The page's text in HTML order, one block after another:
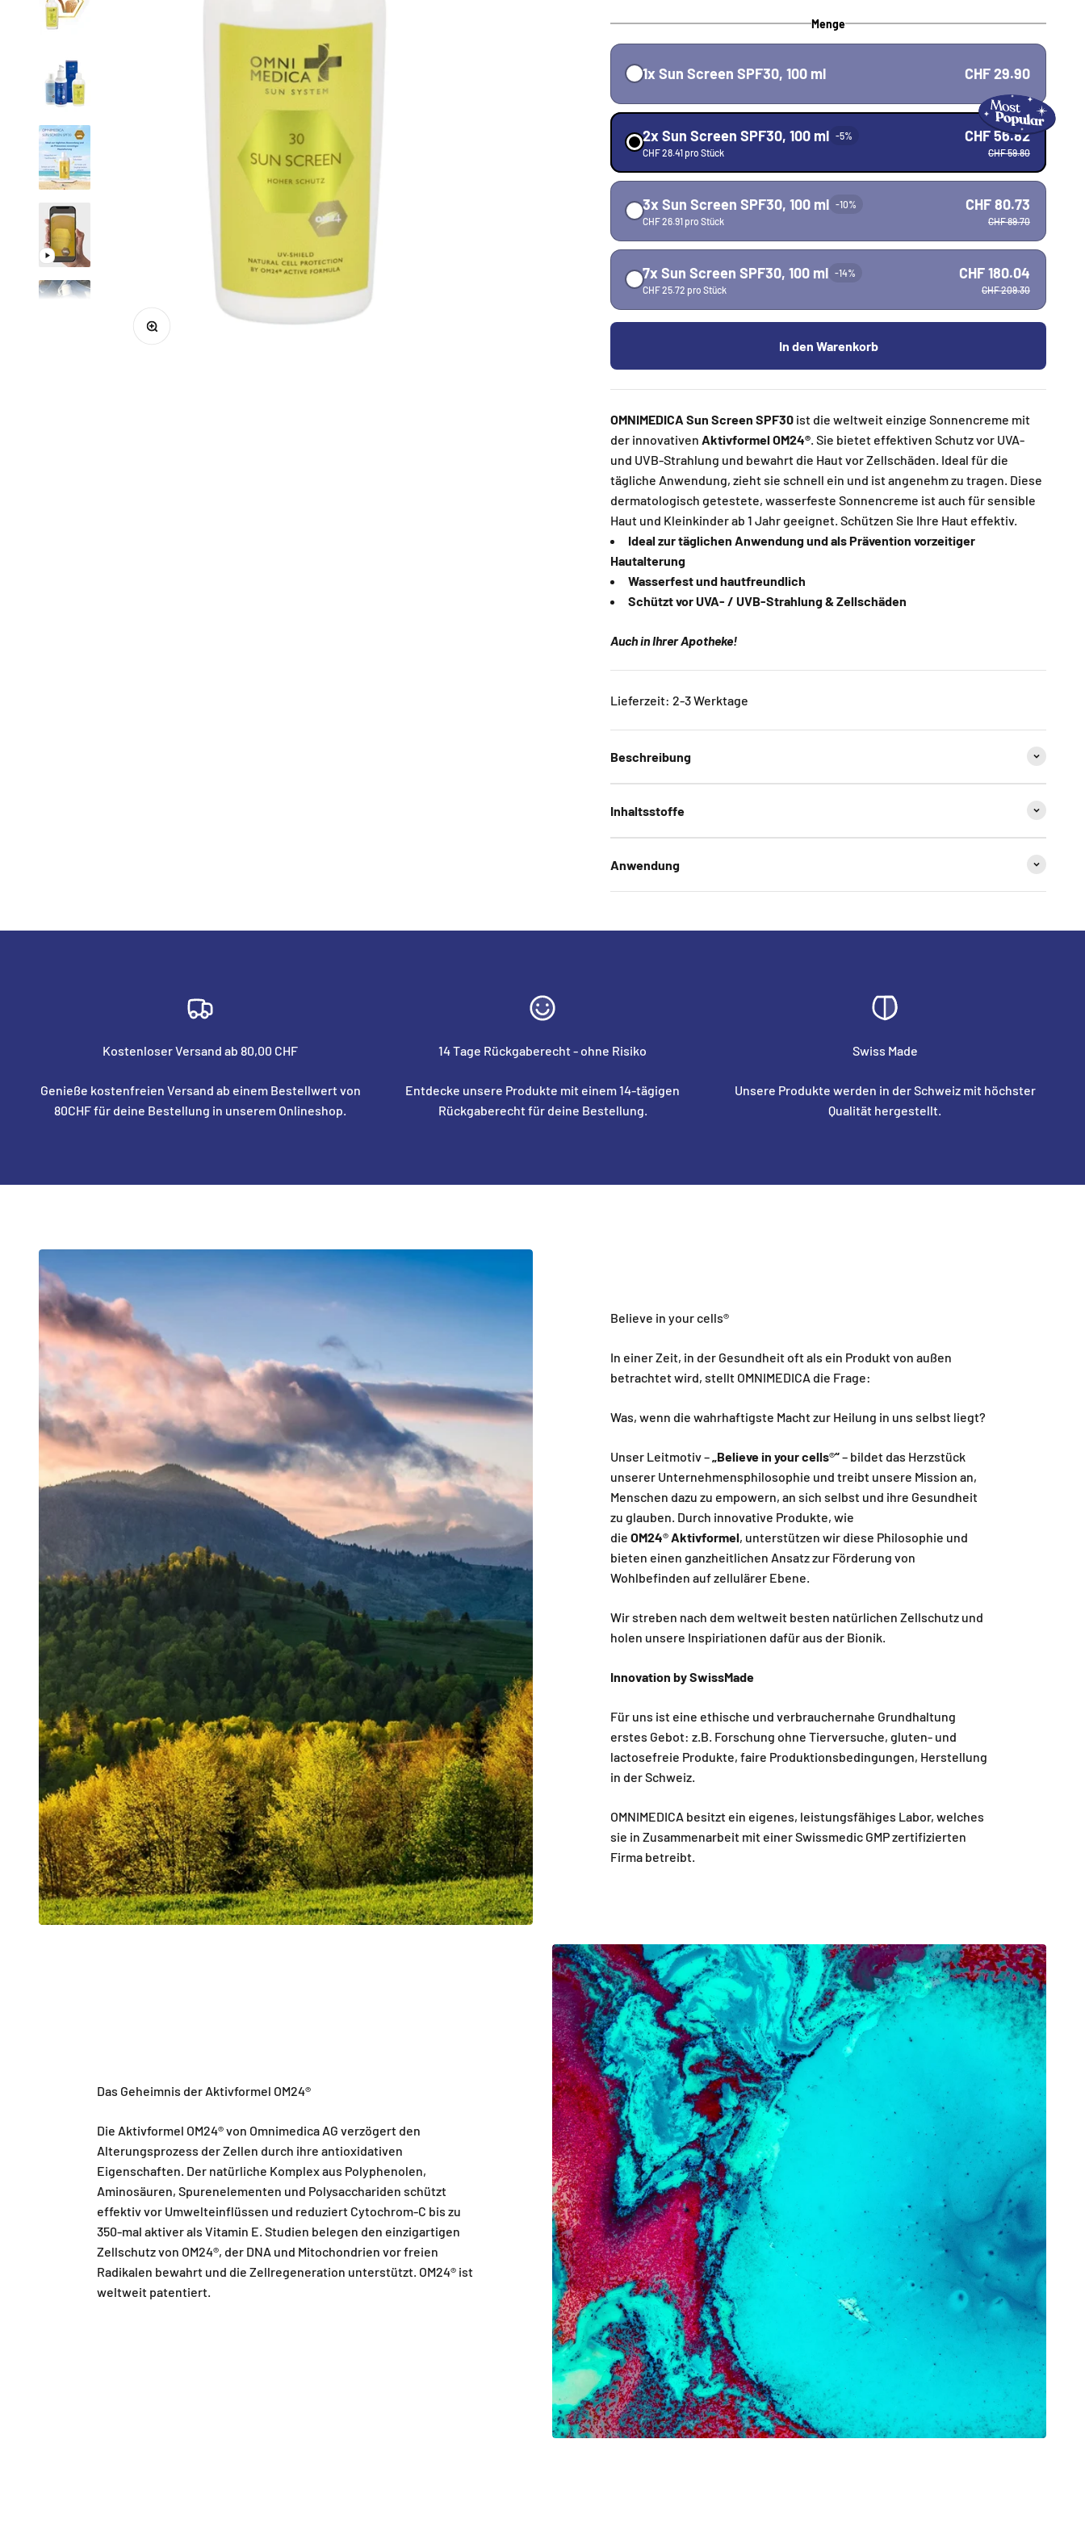
Bild vergrößern
Menge
1x Sun Screen SPF30, 100 ml CHF 29.90
2x Sun Screen SPF30, 100 ml -5%
CHF 28.41 pro Stück
CHF 56.82
CHF 59.80
3x Sun Screen SPF30, 100 ml -10%
CHF 26.91 pro Stück
CHF 80.73
CHF 89.70
7x Sun Screen SPF30, 100 ml -14%
CHF 25.72 pro Stück
CHF 180.04
CHF 209.30
In den Warenkorb
OMNIMEDICA Sun Screen SPF30 ist die weltweit einzige Sonnencreme mit
der innovativen Aktivformel OM24®. Sie bietet effektiven Schutz vor UVA-
und UVB-Strahlung und bewahrt die Haut vor Zellschäden. Ideal für die
tägliche Anwendung, zieht sie schnell ein und ist angenehm zu tragen. Diese
dermatologisch getestete, wasserfeste Sonnencreme ist auch für sensible
Haut und Kleinkinder ab 1 Jahr geeignet. Schützen Sie Ihre Haut effektiv.
Ideal zur täglichen Anwendung und als Prävention vorzeitiger
Hautalterung
Wasserfest und hautfreundlich
Schützt vor UVA- / UVB-Strahlung & Zellschäden
Auch in Ihrer Apotheke!
Lieferzeit: 2-3 Werktage
Beschreibung
Inhaltsstoffe
Anwendung
Kostenloser Versand ab 80,00 CHF
Genieße kostenfreien Versand ab einem Bestellwert von
80CHF für deine Bestellung in unserem Onlineshop.
14 Tage Rückgaberecht - ohne Risiko
Entdecke unsere Produkte mit einem 14-tägigen
Rückgaberecht für deine Bestellung.
Swiss Made
Unsere Produkte werden in der Schweiz mit höchster
Qualität hergestellt.
Believe in your cells®
In einer Zeit, in der Gesundheit oft als ein Produkt von außen
betrachtet wird, stellt OMNIMEDICA die Frage:
Was, wenn die wahrhaftigste Macht zur Heilung in uns selbst liegt?
Unser Leitmotiv –„Believe in your cells®“– bildet das Herzstück
unserer Unternehmensphilosophie und treibt unsere Mission an,
Menschen dazu zu empowern, an sich selbst und ihre Gesundheit
zu glauben. Durch innovative Produkte, wie
die OM24®Aktivformel, unterstützen wir diese Philosophie und
bieten einen ganzheitlichen Ansatz zur Förderung von
Wohlbefinden auf zellulärer Ebene.
Wir streben nach dem weltweit besten natürlichen Zellschutz und
holen unsere Inspiriationen dafür aus der Bionik.
Innovation by SwissMade
Für uns ist eine ethische und verbrauchernahe Grundhaltung
erstes Gebot: z.B. Forschung ohne Tierversuche, gluten- und
lactosefreie Produkte, faire Produktionsbedingungen, Herstellung
in der Schweiz.
OMNIMEDICA besitzt ein eigenes, leistungsfähiges Labor, welches
sie in Zusammenarbeit mit einer Swissmedic GMP zertifizierten
Firma betreibt.
Das Geheimnis der Aktivformel OM24®
Die Aktivformel OM24® von Omnimedica AG verzögert den
Alterungsprozess der Zellen durch ihre antioxidativen
Eigenschaften. Der natürliche Komplex aus Polyphenolen,
Aminosäuren, Spurenelementen und Polysacchariden schützt
effektiv vor Umwelteinflüssen und reduziert Cytochrom-C bis zu
350-mal aktiver als Vitamin E. Studien belegen den einzigartigen
Zellschutz von OM24®, der DNA und Mitochondrien vor freien
Radikalen bewahrt und die Zellregeneration unterstützt. OM24® ist
weltweit patentiert.